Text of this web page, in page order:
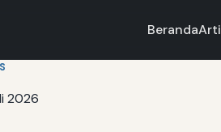
Beranda
2026